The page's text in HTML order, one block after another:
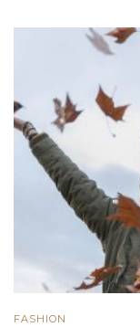
FASHION